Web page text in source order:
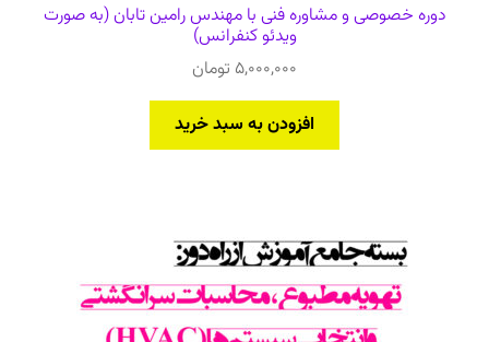
دوره خصوصی و مشاوره فنی با مهندس رامین تابان (به صورت
ویدئو کنفرانس)
5,000,000 تومان
افزودن به سبد خرید